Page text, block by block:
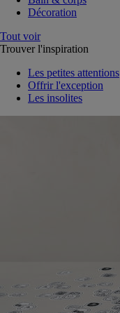
Décoration
Tout voir
Trouver l'inspiration
Les petites attentions
Offrir l'exception
Les insolites